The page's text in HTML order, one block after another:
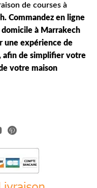
de courses à
Commandez en ligne
à Marrakech
une expérience de
afin de simplifier votre
votre maison